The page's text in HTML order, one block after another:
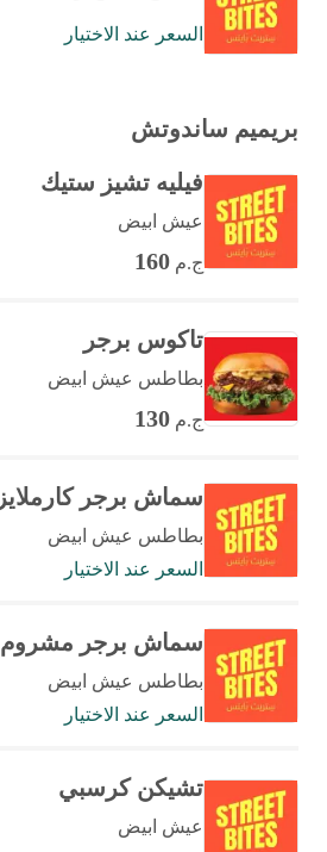
السعر عند الاختيار
بريميم ساندوتش
فيليه تشيز ستيك
عيش ابيض
ج.م 160
تاكوس برجر
بطاطس عيش ابيض
ج.م 130
سماش برجر كارملايز
بطاطس عيش ابيض
السعر عند الاختيار
سماش برجر مشروم
بطاطس عيش ابيض
السعر عند الاختيار
تشيكن كرسبي
عيش ابيض